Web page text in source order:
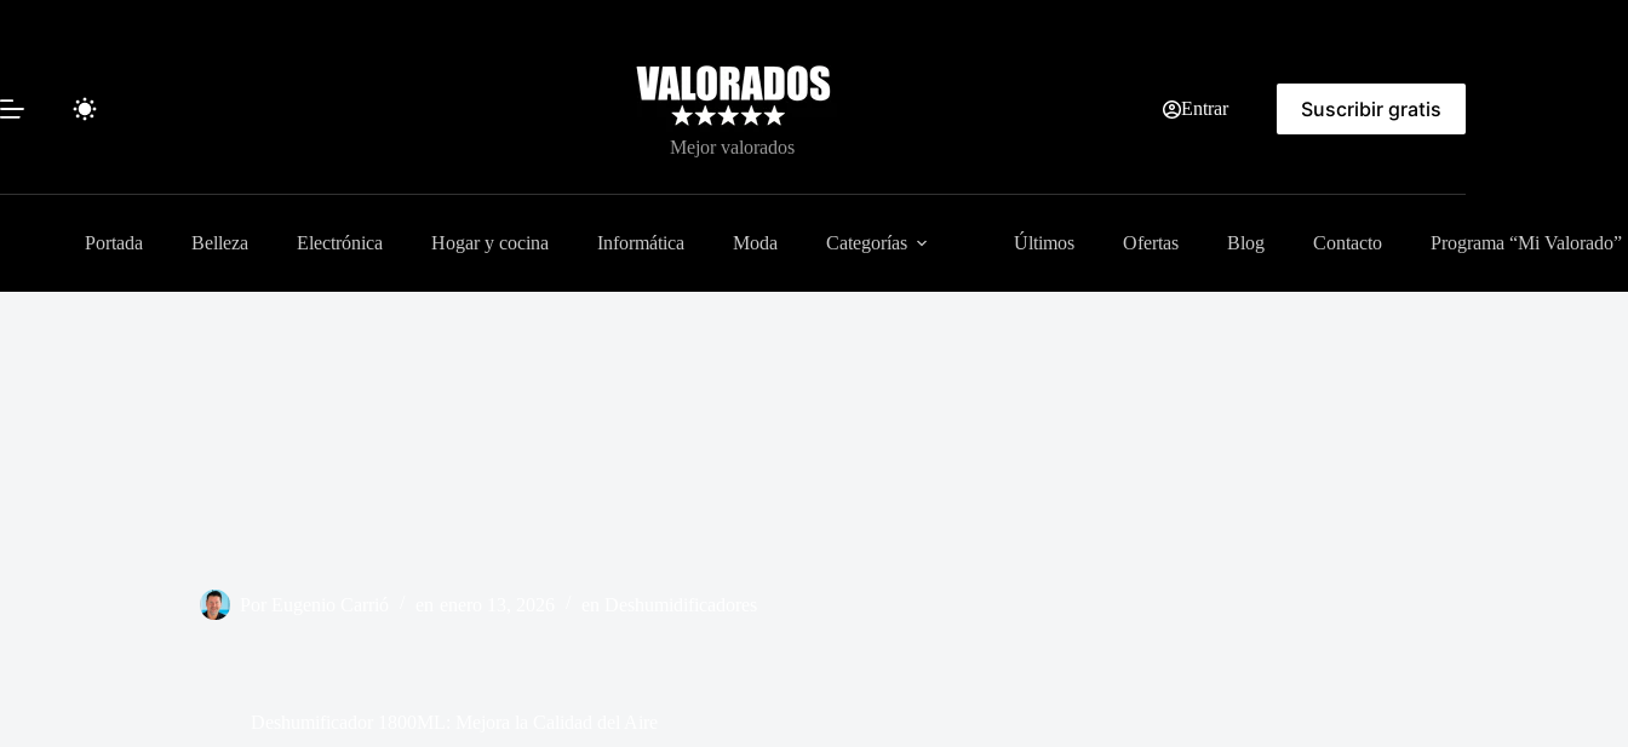
Mejor valorados
Entrar Suscribir gratis
Portada Belleza Electrónica Hogar y cocina Informática Moda Categorías Últimos Ofertas Blog Contacto Programa “Mi Valorado”